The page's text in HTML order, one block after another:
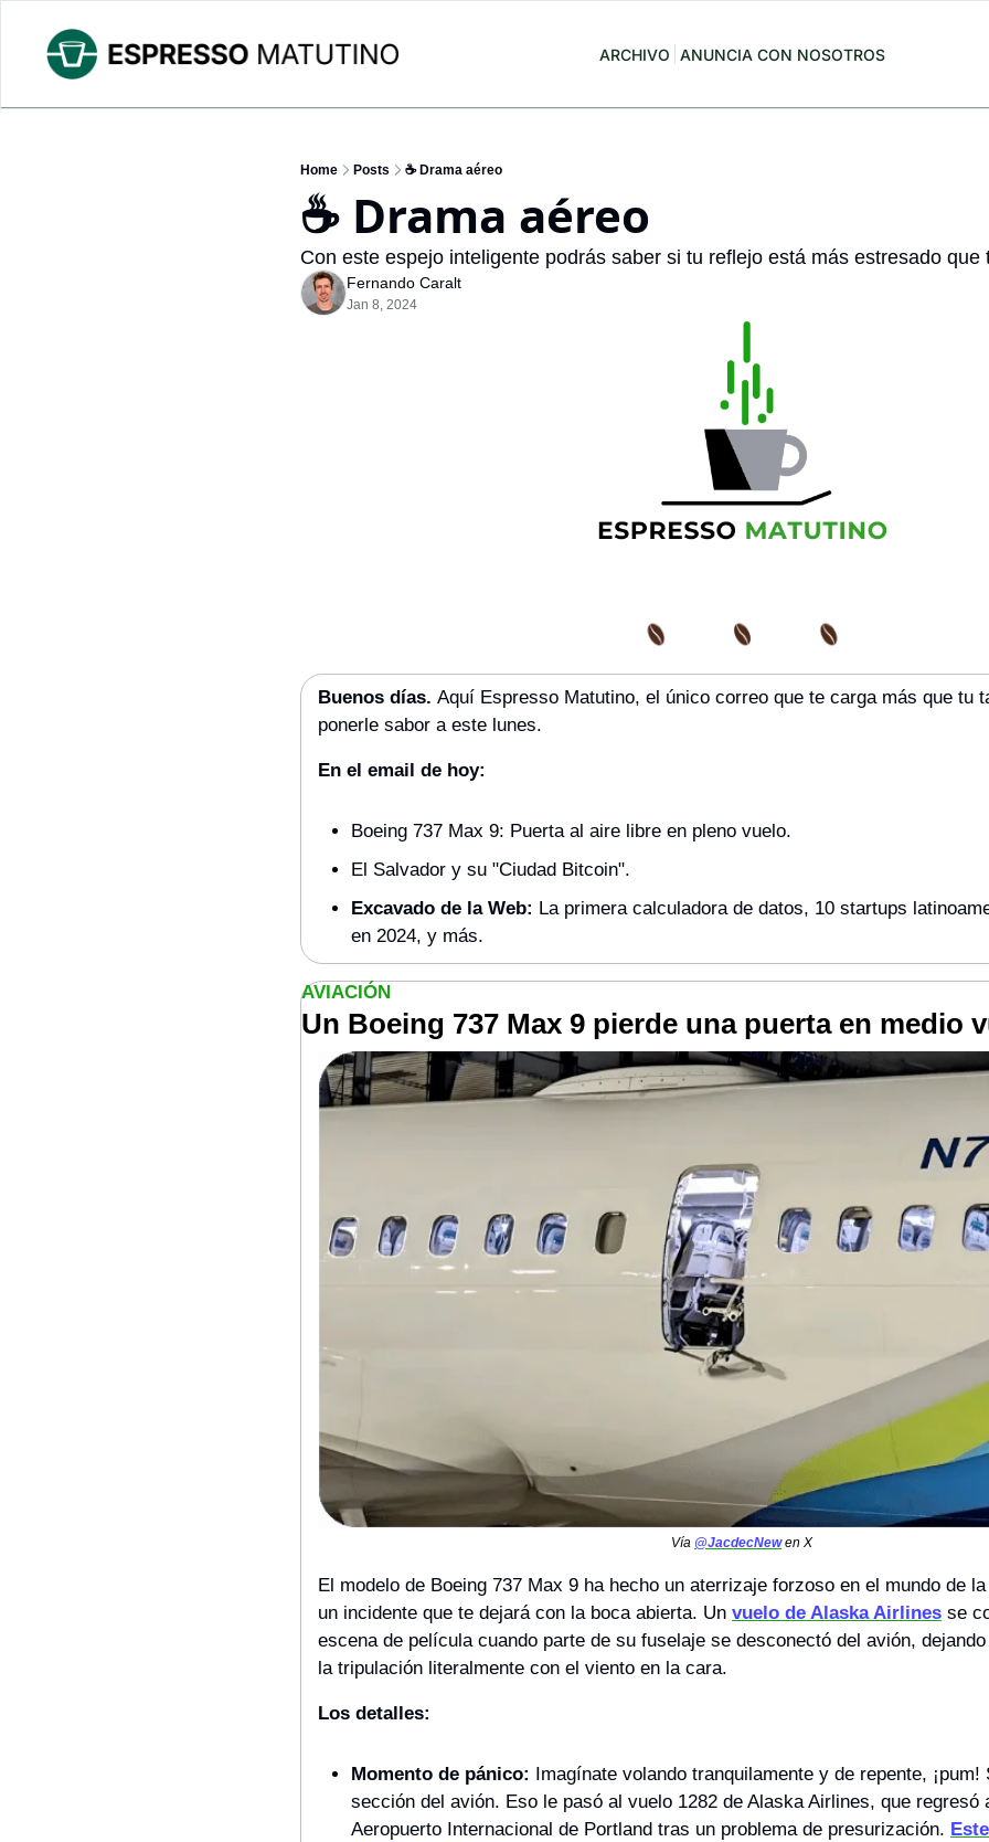
ARCHIVO ANUNCIA CON NOSOTROS
Home Posts ☕ Drama aéreo
☕ Drama aéreo
Con este espejo inteligente podrás saber si tu reflejo está más estresado que
Fernando Caralt
Jan 8, 2024
Buenos días. Aquí Espresso Matutino, el único correo que te carga más que tu
ponerle sabor a este lunes.
En el email de hoy:
Boeing 737 Max 9: Puerta al aire libre en pleno vuelo.
El Salvador y su "Ciudad Bitcoin".
Excavado de la Web: La primera calculadora de datos, 10 startups
en 2024, y más.
AVIACIÓN
Un Boeing 737 Max 9 pierde una puerta en medio
Vía @JacdecNew en X
El modelo de Boeing 737 Max 9 ha hecho un aterrizaje forzoso en el mundo de
un incidente que te dejará con la boca abierta. Un vuelo de Alaska Airlines se
escena de película cuando parte de su fuselaje se desconectó del avión,
la tripulación literalmente con el viento en la cara.
Los detalles:
Momento de pánico: Imagínate volando tranquilamente y de repente, ¡pum!
sección del avión. Eso le pasó al vuelo 1282 de Alaska Airlines, que regresó
Aeropuerto Internacional de Portland tras un problema de presurización.